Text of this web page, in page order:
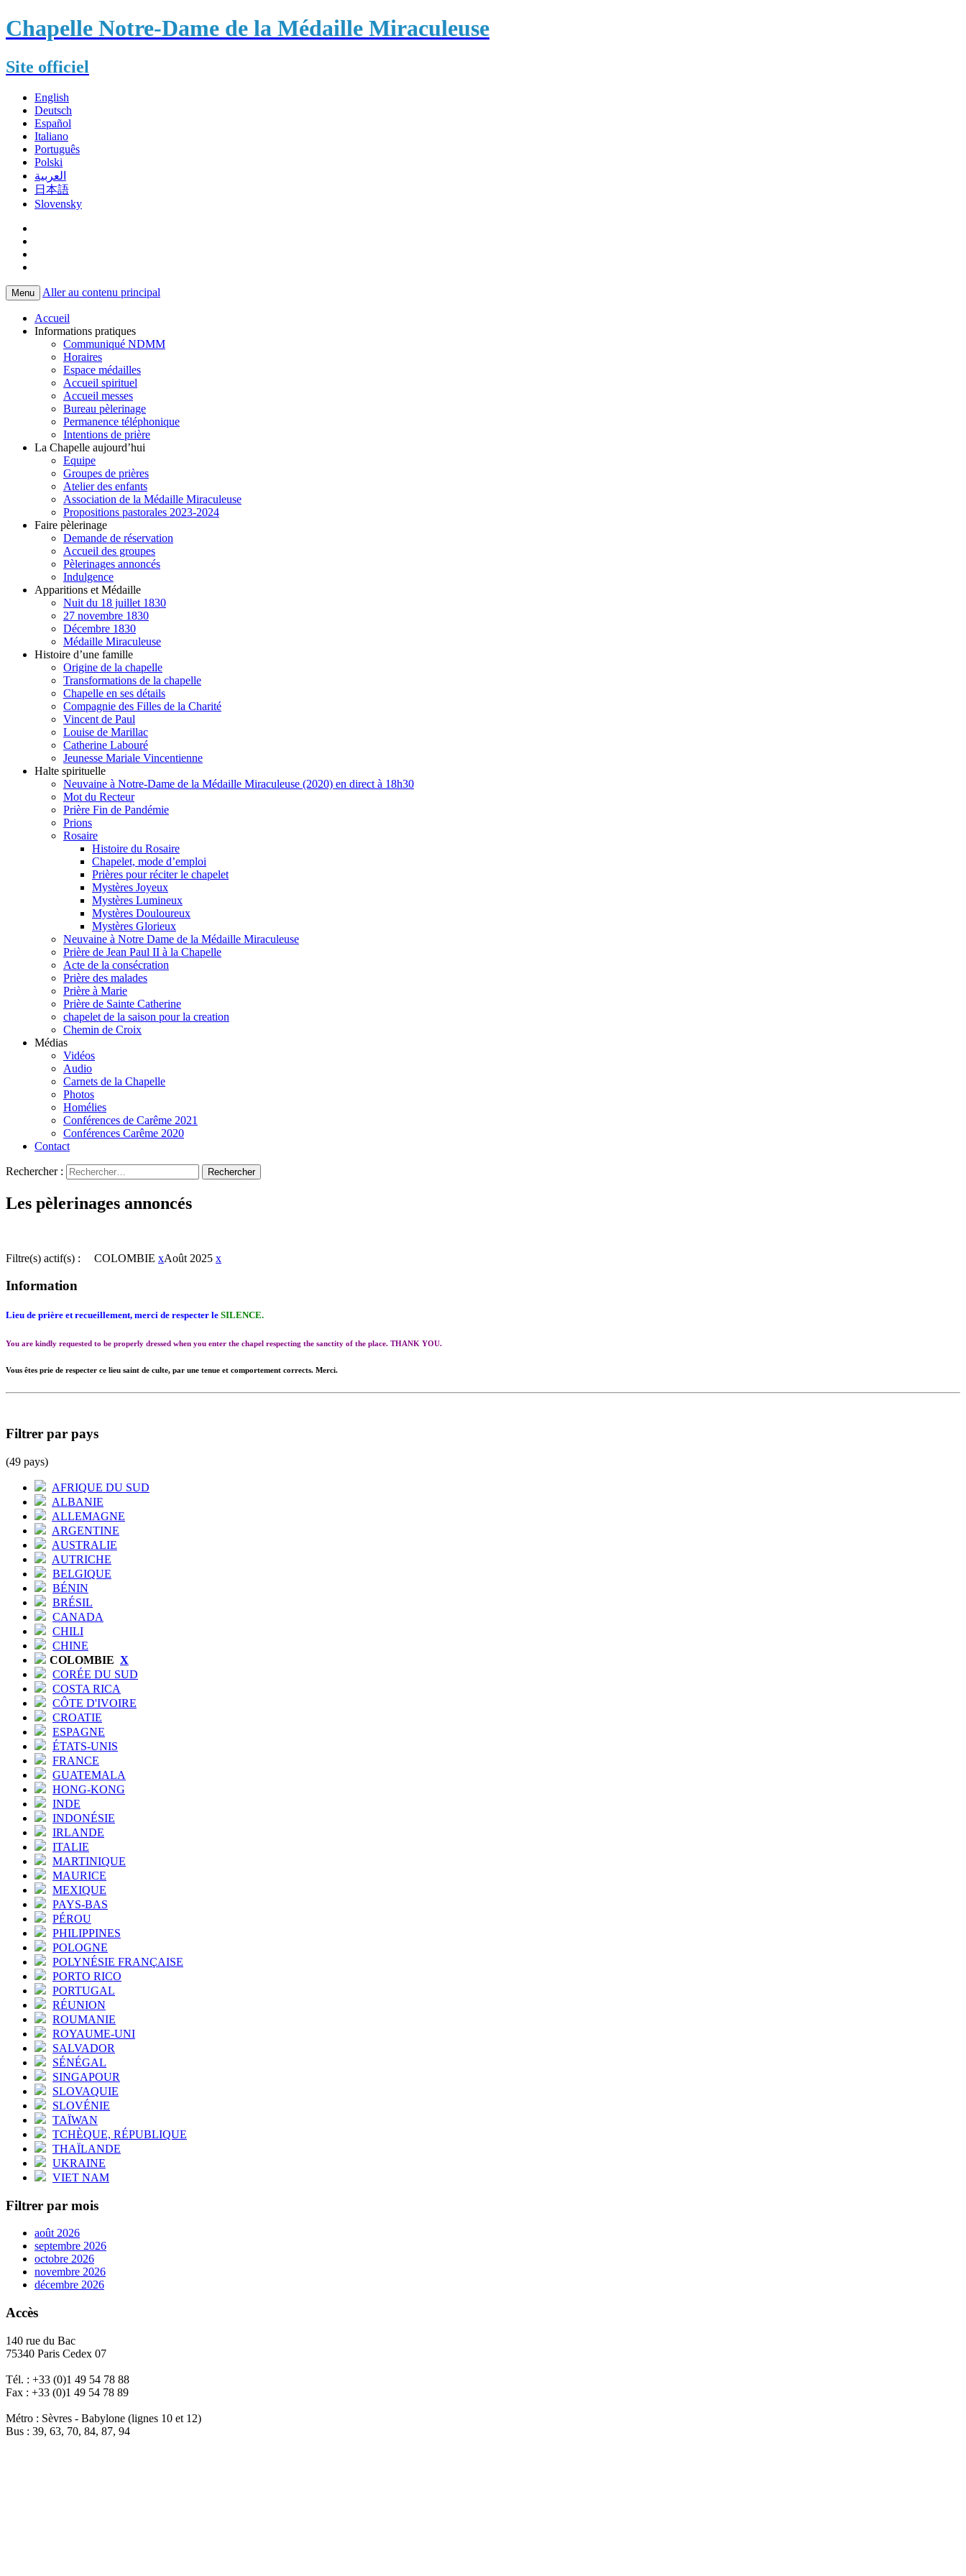
Chapelle Notre-Dame de la Médaille Miraculeuse
Site officiel
English
Deutsch
Español
Italiano
Português
Polski
العربية
日本語
Slovensky
Menu Aller au contenu principal
Accueil
Informations pratiques
Communiqué NDMM
Horaires
Espace médailles
Accueil spirituel
Accueil messes
Bureau pèlerinage
Permanence téléphonique
Intentions de prière
La Chapelle aujourd’hui
Equipe
Groupes de prières
Atelier des enfants
Association de la Médaille Miraculeuse
Propositions pastorales 2023-2024
Faire pèlerinage
Demande de réservation
Accueil des groupes
Pèlerinages annoncés
Indulgence
Apparitions et Médaille
Nuit du 18 juillet 1830
27 novembre 1830
Décembre 1830
Médaille Miraculeuse
Histoire d’une famille
Origine de la chapelle
Transformations de la chapelle
Chapelle en ses détails
Compagnie des Filles de la Charité
Vincent de Paul
Louise de Marillac
Catherine Labouré
Jeunesse Mariale Vincentienne
Halte spirituelle
Neuvaine à Notre-Dame de la Médaille Miraculeuse (2020) en direct à 18h30
Mot du Recteur
Prière Fin de Pandémie
Prions
Rosaire
Histoire du Rosaire
Chapelet, mode d’emploi
Prières pour réciter le chapelet
Mystères Joyeux
Mystères Lumineux
Mystères Douloureux
Mystères Glorieux
Neuvaine à Notre Dame de la Médaille Miraculeuse
Prière de Jean Paul II à la Chapelle
Acte de la consécration
Prière des malades
Prière à Marie
Prière de Sainte Catherine
chapelet de la saison pour la creation
Chemin de Croix
Médias
Vidéos
Audio
Carnets de la Chapelle
Photos
Homélies
Conférences de Carême 2021
Conférences Carême 2020
Contact
Rechercher :
Les pèlerinages annoncés
Filtre(s) actif(s) : COLOMBIE xAoût 2025 x
Information
Lieu de prière et recueillement, merci de respecter le SILENCE.
You are kindly requested to be properly dressed when you enter the chapel respecting the sanctity of the place. THANK YOU.
Vous êtes prie de respecter ce lieu saint de culte, par une tenue et comportement corrects. Merci.
Filtrer par pays
(49 pays)
AFRIQUE DU SUD
ALBANIE
ALLEMAGNE
ARGENTINE
AUSTRALIE
AUTRICHE
BELGIQUE
BÉNIN
BRÉSIL
CANADA
CHILI
CHINE
COLOMBIE X
CORÉE DU SUD
COSTA RICA
CÔTE D'IVOIRE
CROATIE
ESPAGNE
ÉTATS-UNIS
FRANCE
GUATEMALA
HONG-KONG
INDE
INDONÉSIE
IRLANDE
ITALIE
MARTINIQUE
MAURICE
MEXIQUE
PAYS-BAS
PÉROU
PHILIPPINES
POLOGNE
POLYNÉSIE FRANÇAISE
PORTO RICO
PORTUGAL
RÉUNION
ROUMANIE
ROYAUME-UNI
SALVADOR
SÉNÉGAL
SINGAPOUR
SLOVAQUIE
SLOVÉNIE
TAÏWAN
TCHÈQUE, RÉPUBLIQUE
THAÏLANDE
UKRAINE
VIET NAM
Filtrer par mois
août 2026
septembre 2026
octobre 2026
novembre 2026
décembre 2026
Accès
140 rue du Bac
75340 Paris Cedex 07
Tél. : +33 (0)1 49 54 78 88
Fax : +33 (0)1 49 54 78 89
Métro : Sèvres - Babylone (lignes 10 et 12)
Bus : 39, 63, 70, 84, 87, 94